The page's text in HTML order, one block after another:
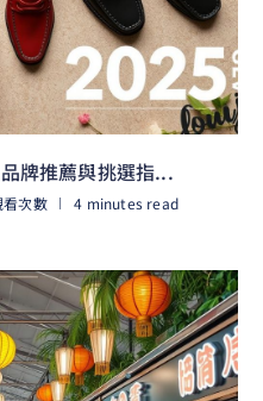
牌推薦與挑選指...
看次數
4 minutes read